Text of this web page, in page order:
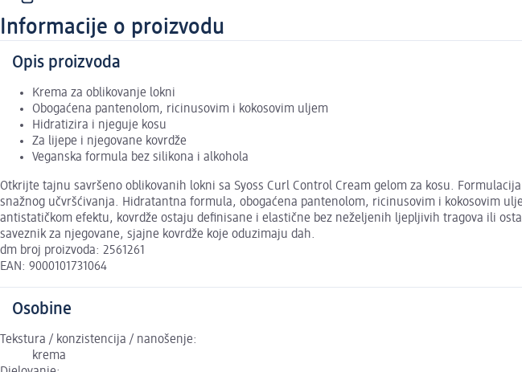
Informacije o proizvodu
Opis proizvoda
Krema za oblikovanje lokni
Obogaćena pantenolom, ricinusovim i kokosovim uljem
Hidratizira i njeguje kosu
Za lijepe i njegovane kovrdže
Veganska formula bez silikona i alkohola
Otkrijte tajnu savršeno oblikovanih lokni sa Syoss Curl Control Cream gelom za kosu.
snažnog učvršćivanja. Hidratantna formula, obogaćena pantenolom, ricinusovim i kokosovim
antistatičkom efektu, kovrdže ostaju definisane i elastične bez neželjenih ljepljivih tragova ili
saveznik za njegovane, sjajne kovrdže koje oduzimaju dah.
dm broj proizvoda: 2561261
EAN: 9000101731064
Osobine
Tekstura / konzistencija / nanošenje:
krema